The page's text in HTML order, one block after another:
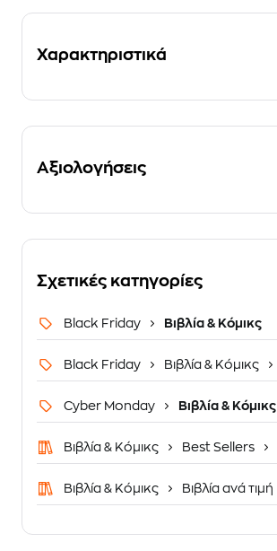
Χαρακτηριστικά
Αξιολογήσεις
Σχετικές κατηγορίες
Black Friday Βιβλία & Κόμικς
Black Friday Βιβλία & Κόμικς
Cyber Monday Βιβλία & Κόμικς
Βιβλία & Κόμικς Best Sellers
Βιβλία & Κόμικς Βιβλία ανά τιμή